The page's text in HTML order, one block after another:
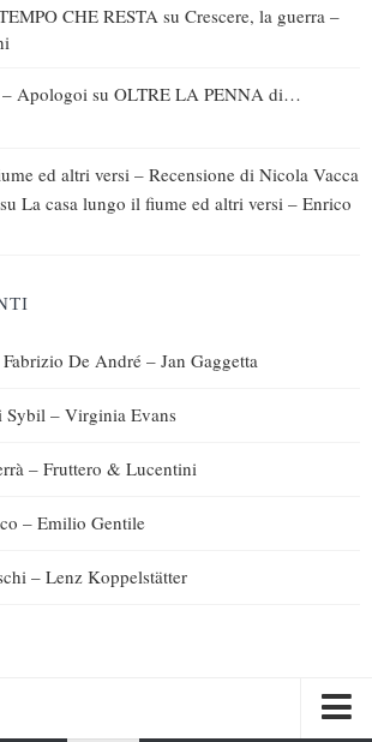
CHE RESTA su Crescere, la guerra –
– Apologoi su OLTRE LA PENNA di…
ed altri versi – Recensione di Nicola Vacca
su La casa lungo il fiume ed altri versi – Enrico
De André – Jan Gaggetta
Sybil – Virginia Evans
– Fruttero & Lucentini
– Emilio Gentile
– Lenz Koppelstätter